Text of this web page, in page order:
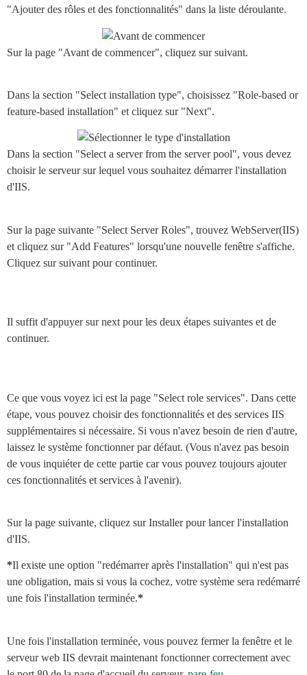
"Ajouter des rôles et des fonctionnalités" dans la liste déroulante.
Sur la page "Avant de commencer", cliquez sur suivant.
Dans la section "Select installation type", choisissez "Role-based or
feature-based installation" et cliquez sur "Next".
Dans la section "Select a server from the server pool", vous devez
choisir le serveur sur lequel vous souhaitez démarrer l'installation
d'IIS.
Sur la page suivante "Select Server Roles", trouvez WebServer(IIS)
et cliquez sur "Add Features" lorsqu'une nouvelle fenêtre s'affiche.
Cliquez sur suivant pour continuer.
Il suffit d'appuyer sur next pour les deux étapes suivantes et de
continuer.
Ce que vous voyez ici est la page "Select role services". Dans cette
étape, vous pouvez choisir des fonctionnalités et des services IIS
supplémentaires si nécessaire. Si vous n'avez besoin de rien d'autre,
laissez le système fonctionner par défaut. (Vous n'avez pas besoin
de vous inquiéter de cette partie car vous pouvez toujours ajouter
ces fonctionnalités et services à l'avenir).
Sur la page suivante, cliquez sur Installer pour lancer l'installation
d'IIS.
*Il existe une option "redémarrer après l'installation" qui n'est pas
une obligation, mais si vous la cochez, votre système sera redémarré
une fois l'installation terminée.*
Une fois l'installation terminée, vous pouvez fermer la fenêtre et le
serveur web IIS devrait maintenant fonctionner correctement avec